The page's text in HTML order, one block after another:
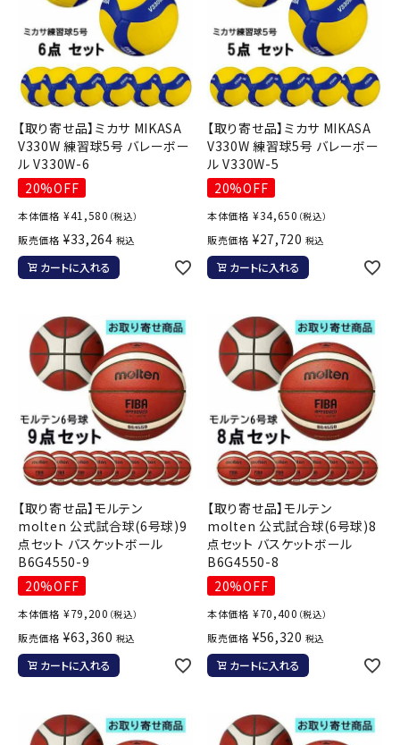
【取り寄せ品】ミカサ MIKASA
V330W 練習球5号 バレーボー
ル V330W-6
20%OFF
本体価格 ¥41,580 （税込）
販売価格 ¥33,264 税込
カートに入れる
【取り寄せ品】ミカサ MIKASA
V330W 練習球5号 バレーボー
ル V330W-5
20%OFF
本体価格 ¥34,650 （税込）
販売価格 ¥27,720 税込
カートに入れる
【取り寄せ品】モルテン
molten 公式試合球(6号球)9
点セット バスケットボール
B6G4550-9
20%OFF
本体価格 ¥79,200 （税込）
販売価格 ¥63,360 税込
カートに入れる
【取り寄せ品】モルテン
molten 公式試合球(6号球)8
点セット バスケットボール
B6G4550-8
20%OFF
本体価格 ¥70,400 （税込）
販売価格 ¥56,320 税込
カートに入れる